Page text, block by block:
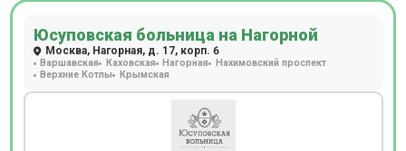
компании General Electric BrivoMR 355, который обладает
мощностью в 1,5 Тесла. Пройти исследование на
томографах могут люди с массой тела до 120 кг.
Юсуповская больница на Нагорной
Москва, Нагорная, д. 17, корп. 6
Варшавская Каховская Нагорная
Нахимовский проспект
Верхние Котлы
Крымская